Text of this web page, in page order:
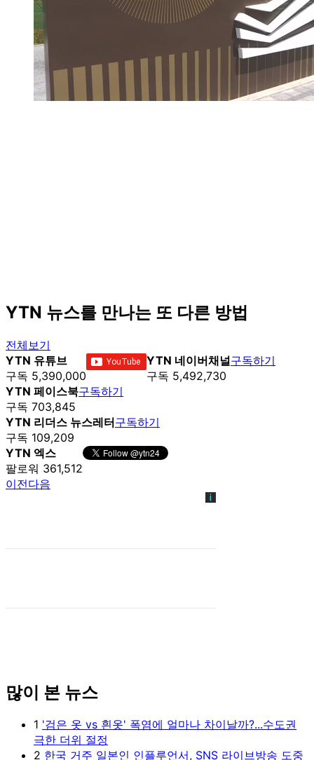
YTN 뉴스를 만나는 또 다른 방법
전체보기
YTN 유튜브
구독 5,390,000
YTN 네이버채널
구독 5,492,730
구독하기
YTN 페이스북
구독 703,845
구독하기
YTN 리더스 뉴스레터
구독 109,209
구독하기
YTN 엑스
팔로워 361,512
이전다음
많이 본 뉴스
1 '검은 옷 vs 흰옷' 폭염에 얼마나 차이날까?...수도권
극한 더위 절정
2 한국 거주 일본인 인플루언서, SNS 라이브방송 도중